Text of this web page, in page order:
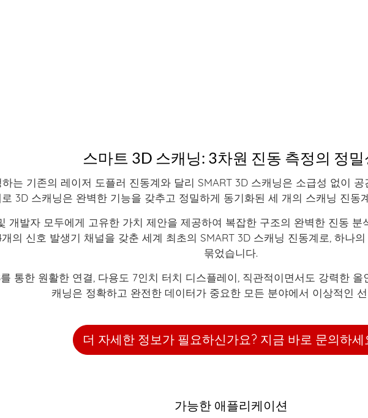
스마트 3D 스캐닝: 3차원 진동 측정의 정밀
는 기존의 레이저 도플러 진동계와 달리 SMART 3D 스캐닝은 소급성 없이
3D 스캐닝은 완벽한 기능을 갖추고 정밀하게 동기화된 세 개의 스캐닝 진동
개발자 모두에게 고유한 가치 제안을 제공하여 복잡한 구조의 완벽한 진동
의 신호 발생기 채널을 갖춘 세계 최초의 SMART 3D 스캐닝 진동계로, 하나
묶었습니다.
통한 원활한 연결, 다용도 7인치 터치 디스플레이, 직관적이면서도 강력한
캐닝은 정확하고 완전한 데이터가 중요한 모든 분야에서 이상적인
더 자세한 정보가 필요하신가요? 지금 바로 문의하세
가능한 애플리케이션